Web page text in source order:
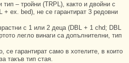
тип – тройни (TRPL), както и двойни с
+ ex. bed), не се гарантират 3 редовни
с 1 или 2 деца (DBL + 1 chd; DBL
легло винаги са допълнителни, тип
се гарантират само в хотелите, в които
такъв тип стая.